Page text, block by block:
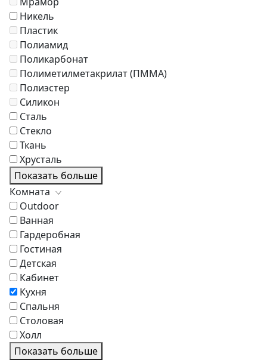
Никель
Пластик
Полиамид
Поликарбонат
Полиметилметакрилат (ПММА)
Полиэстер
Силикон
Сталь
Стекло
Ткань
Хрусталь
Показать больше
Комната
Outdoor
Ванная
Гардеробная
Гостиная
Детская
Кабинет
Кухня
Спальня
Столовая
Холл
Показать больше